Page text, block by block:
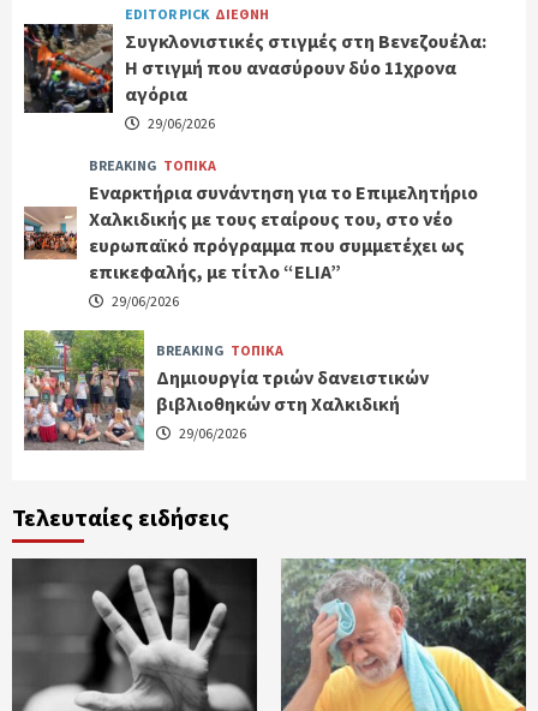
EDITOR PICK ΔΙΕΘΝΗ
Συγκλονιστικές στιγμές στη Βενεζουέλα:
Η στιγμή που ανασύρουν δύο 11χρονα
αγόρια
29/06/2026
BREAKING ΤΟΠΙΚΑ
Εναρκτήρια συνάντηση για το Επιμελητήριο
Χαλκιδικής με τους εταίρους του, στο νέο
ευρωπαϊκό πρόγραμμα που συμμετέχει ως
επικεφαλής, με τίτλο “ELIA”
29/06/2026
BREAKING ΤΟΠΙΚΑ
Δημιουργία τριών δανειστικών
βιβλιοθηκών στη Χαλκιδική
29/06/2026
Τελευταίες ειδήσεις